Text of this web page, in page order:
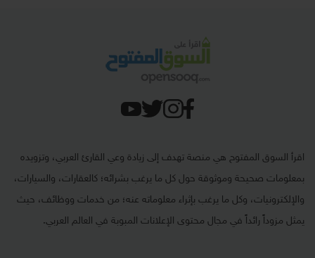
اقرأ السوق المفتوح هي منصة تهدف إلى زيادة وعي القارئ العربي، وتزويده
بمعلومات صحيحة وموثوقة حول كل ما يرغب بشرائه؛ كالعقارات، والسيارات،
والإلكترونيات، وكل ما يرغب بإثراء معلوماته عنه؛ من خدمات ووظائف، حيث
يمثل مزوداً رائداً في مجال محتوى الإعلانات المبوبة في العالم العربي.